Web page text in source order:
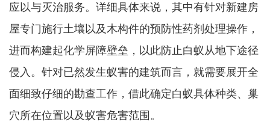
应以与灭治服务。详细具体来说，其中有针对新建房
屋专门施行土壤以及木构件的预防性药剂处理操作，
进而构建起化学屏障壁垒，以此防止白蚁从地下途径
侵入。针对已然发生蚁害的建筑而言，就需要展开全
面细致仔细的勘查工作，借此确定白蚁具体种类、巢
穴所在位置以及蚁害危害范围。